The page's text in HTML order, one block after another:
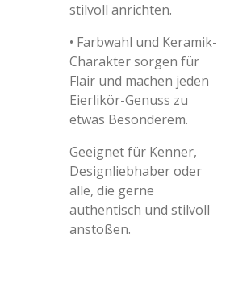
stilvoll anrichten.
• Farbwahl und Keramik-
Charakter sorgen für
Flair und machen jeden
Eierlikör-Genuss zu
etwas Besonderem.
Geeignet für Kenner,
Designliebhaber oder
alle, die gerne
authentisch und stilvoll
anstoßen.